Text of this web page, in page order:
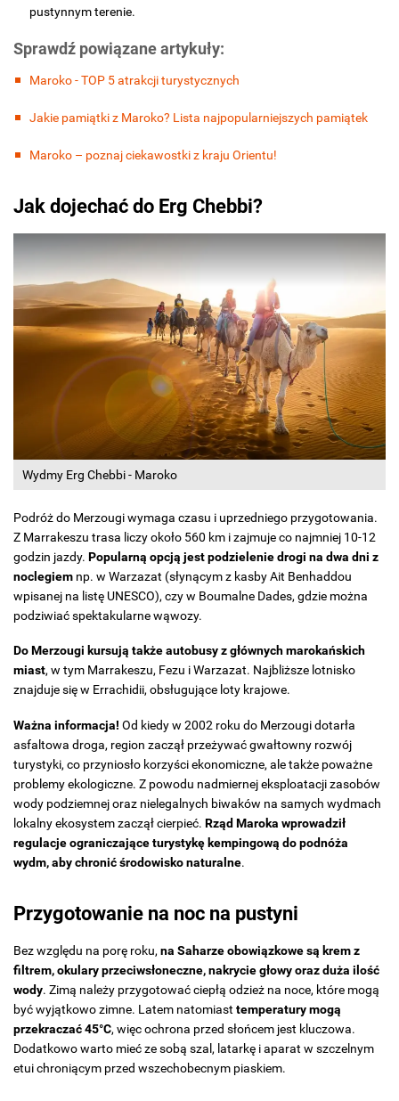
pustynnym terenie.
Sprawdź powiązane artykuły:
Maroko - TOP 5 atrakcji turystycznych
Jakie pamiątki z Maroko? Lista najpopularniejszych pamiątek
Maroko – poznaj ciekawostki z kraju Orientu!
Jak dojechać do Erg Chebbi?
Wydmy Erg Chebbi - Maroko
Podróż do Merzougi wymaga czasu i uprzedniego przygotowania.
Z Marrakeszu trasa liczy około 560 km i zajmuje co najmniej 10-12
godzin jazdy. Popularną opcją jest podzielenie drogi na dwa dni z
noclegiem np. w Warzazat (słynącym z kasby Ait Benhaddou
wpisanej na listę UNESCO), czy w Boumalne Dades, gdzie można
podziwiać spektakularne wąwozy.
Do Merzougi kursują także autobusy z głównych marokańskich
miast, w tym Marrakeszu, Fezu i Warzazat. Najbliższe lotnisko
znajduje się w Errachidii, obsługujące loty krajowe.
Ważna informacja! Od kiedy w 2002 roku do Merzougi dotarła
asfaltowa droga, region zaczął przeżywać gwałtowny rozwój
turystyki, co przyniosło korzyści ekonomiczne, ale także poważne
problemy ekologiczne. Z powodu nadmiernej eksploatacji zasobów
wody podziemnej oraz nielegalnych biwaków na samych wydmach
lokalny ekosystem zaczął cierpieć. Rząd Maroka wprowadził
regulacje ograniczające turystykę kempingową do podnóża
wydm, aby chronić środowisko naturalne.
Przygotowanie na noc na pustyni
Bez względu na porę roku, na Saharze obowiązkowe są krem z
filtrem, okulary przeciwsłoneczne, nakrycie głowy oraz duża ilość
wody. Zimą należy przygotować ciepłą odzież na noce, które mogą
być wyjątkowo zimne. Latem natomiast temperatury mogą
przekraczać 45°C, więc ochrona przed słońcem jest kluczowa.
Dodatkowo warto mieć ze sobą szal, latarkę i aparat w szczelnym
etui chroniącym przed wszechobecnym piaskiem.